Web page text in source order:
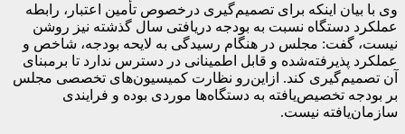
وی با بیان اینکه برای تصمیم‌گیری درخصوص تأمین اعتبار، رابطه
عملکرد دستگاه نسبت به بودجه دریافتی سال گذشته نیز روشن
نیست، گفت: مجلس در هنگام رسیدگی به لایحه بودجه، شاخص و
عملکرد پذیرفته‌شده و قابل اطمینانی در دسترس ندارد تا برمبنای
آن تصمیم‌گیری کند. ازاین‌رو نظارت کمیسیون‌های تخصصی مجلس
بر بودجه تخصیص‌یافته به دستگاه‌ها موردی بوده و فرایندی
سازمان‌یافته نیست.